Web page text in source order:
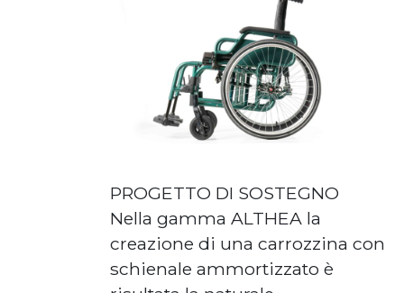
PROGETTO DI SOSTEGNO
Nella gamma ALTHEA la
creazione di una carrozzina con
schienale ammortizzato è